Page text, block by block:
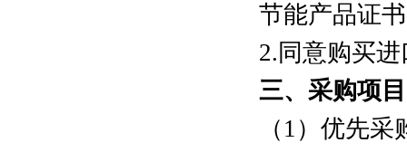
节能产品证
2.同意购买
三、 采购项
（1）优先